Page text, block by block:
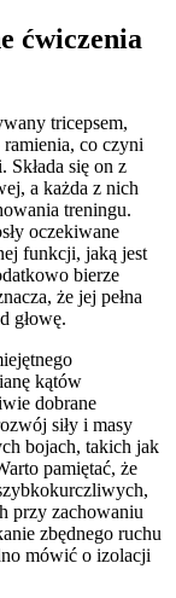
ćwiczenia
tricepsem,
ramienia, co czyni
się on z
a każda z nich
treningu.
oczekiwane
funkcji, jaką jest
bierze
że jej pełna
głowę.
kątów
dobrane
siły i masy
bojach, takich jak
pamiętać, że
przy zachowaniu
zbędnego ruchu
mówić o izolacji